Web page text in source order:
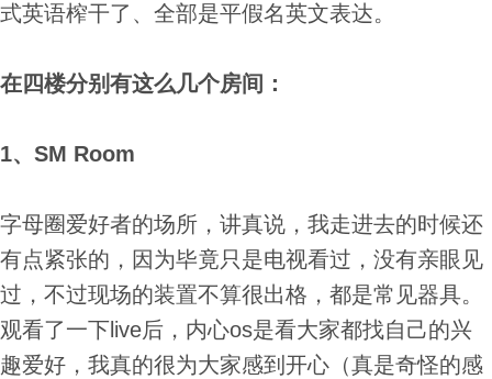
式英语榨干了、全部是平假名英文表达。
在四楼分别有这么几个房间：
1、SM Room
字母圈爱好者的场所，讲真说，我走进去的时候还
有点紧张的，因为毕竟只是电视看过，没有亲眼见
过，不过现场的装置不算很出格，都是常见器具。
观看了一下live后，内心os是看大家都找自己的兴
趣爱好，我真的很为大家感到开心（真是奇怪的感